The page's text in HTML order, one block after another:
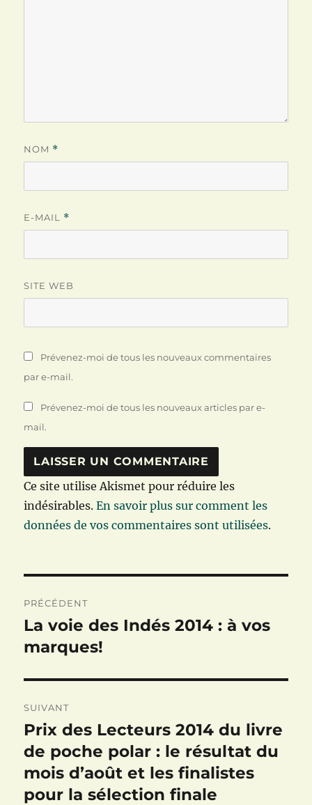
NOM *
E-MAIL *
SITE WEB
Prévenez-moi de tous les nouveaux commentaires
par e-mail.
Prévenez-moi de tous les nouveaux articles par e-
mail.
Ce site utilise Akismet pour réduire les
indésirables.En savoir plus sur comment les
données de vos commentaires sont utilisées.
de
l’article
PRÉCÉDENT
Publication
précédente :
La voie des Indés 2014 : à vos
marques!
SUIVANT
Publication
suivante :
Prix des Lecteurs 2014 du livre
de poche polar : le résultat du
mois d’août et les finalistes
pour la sélection finale